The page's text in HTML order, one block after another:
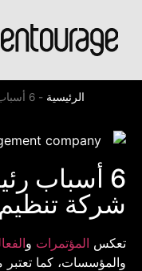
الرئيسية - 6 أسباب رئيسية تدعوك لتعيين شركة تنظيم فعاليات​
6 أسباب
شركة
تعكس المؤتمرات و
والمؤسسات، كما تعتبر